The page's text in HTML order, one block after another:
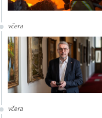
včera
včera